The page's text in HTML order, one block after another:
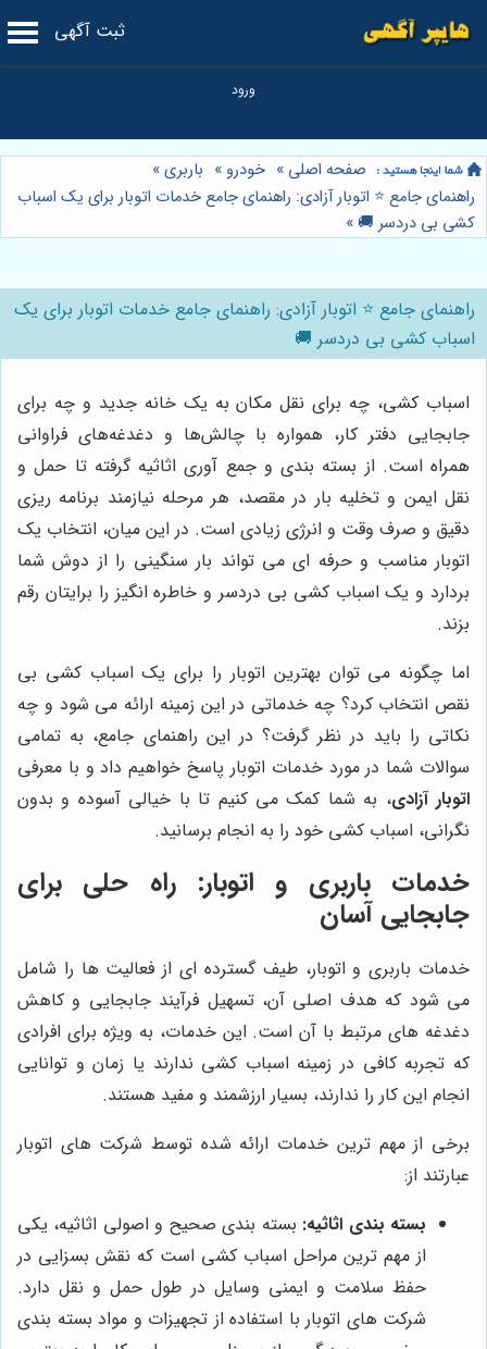
ثبت آگهی
صفحه اصلی » خودرو » باربری»
راهنمای جامع ⭐️ اتوبار آزادی: راهنمای جامع خدمات اتوبار برای یک اسباب
کشی بی دردسر 🚚 »
راهنمای جامع ⭐️ اتوبار آزادی: راهنمای جامع خدمات اتوبار برای یک
اسباب کشی بی دردسر 🚚
اسباب کشی، چه برای نقل مکان به یک خانه جدید و چه برای
جابجایی دفتر کار، همواره با چالش‌ها و دغدغه‌های فراوانی
همراه است. از بسته بندی و جمع آوری اثاثیه گرفته تا حمل و
نقل ایمن و تخلیه بار در مقصد، هر مرحله نیازمند برنامه ریزی
دقیق و صرف وقت و انرژی زیادی است. در این میان، انتخاب یک
اتوبار مناسب و حرفه ای می تواند بار سنگینی را از دوش شما
بردارد و یک اسباب کشی بی دردسر و خاطره انگیز را برایتان رقم
بزند.
اما چگونه می توان بهترین اتوبار را برای یک اسباب کشی بی
نقص انتخاب کرد؟ چه خدماتی در این زمینه ارائه می شود و چه
نکاتی را باید در نظر گرفت؟ در این راهنمای جامع، به تمامی
سوالات شما در مورد خدمات اتوبار پاسخ خواهیم داد و با معرفی
اتوبار آزادی، به شما کمک می کنیم تا با خیالی آسوده و بدون
نگرانی، اسباب کشی خود را به انجام برسانید.
خدمات باربری و اتوبار: راه حلی برای
جابجایی آسان
خدمات باربری و اتوبار، طیف گسترده ای از فعالیت ها را شامل
می شود که هدف اصلی آن، تسهیل فرآیند جابجایی و کاهش
دغدغه های مرتبط با آن است. این خدمات، به ویژه برای افرادی
که تجربه کافی در زمینه اسباب کشی ندارند یا زمان و توانایی
انجام این کار را ندارند، بسیار ارزشمند و مفید هستند.
برخی از مهم ترین خدمات ارائه شده توسط شرکت های اتوبار
عبارتند از:
بسته بندی اثاثیه: بسته بندی صحیح و اصولی اثاثیه، یکی
از مهم ترین مراحل اسباب کشی است که نقش بسزایی در
حفظ سلامت و ایمنی وسایل در طول حمل و نقل دارد.
شرکت های اتوبار با استفاده از تجهیزات و مواد بسته بندی